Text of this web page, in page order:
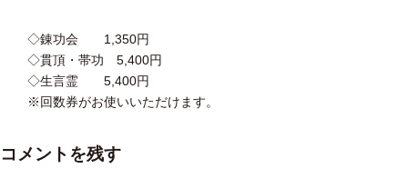
◇錬功会 1,350円
◇貫頂・帯功 5,400円
◇生言霊 5,400円
※回数券がお使いいただけます。
コメントを残す